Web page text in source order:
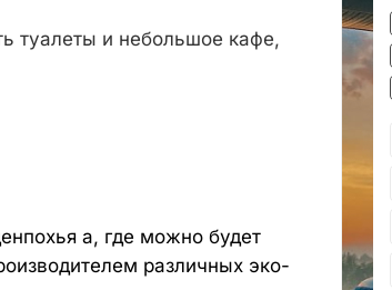
туалеты и небольшое кафе,
а, где можно будет
различных эко-